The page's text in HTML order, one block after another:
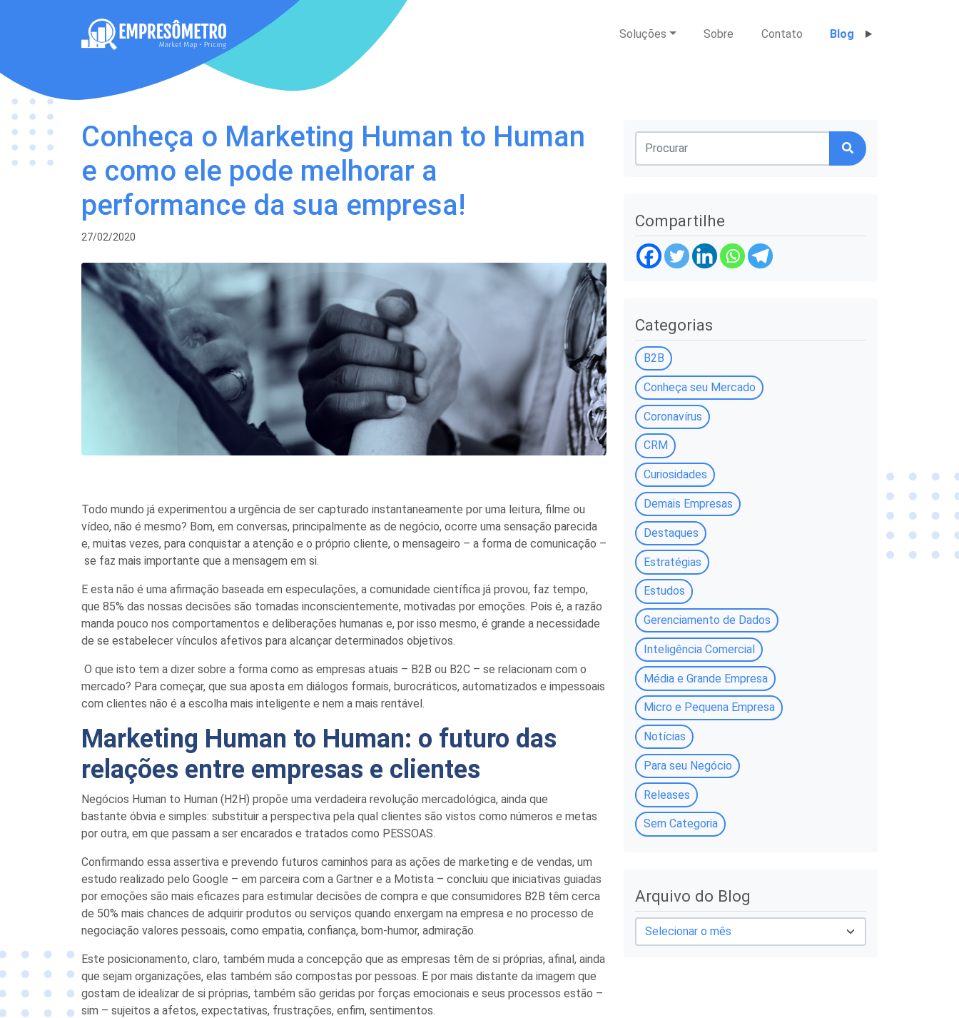
Soluções Sobre Contato Blog
Conheça o Marketing Human to Human
e como ele pode melhorar a
performance da sua empresa!
27/02/2020
Todo mundo já experimentou a urgência de ser capturado instantaneamente por uma leitura, filme ou
vídeo, não é mesmo? Bom, em conversas, principalmente as de negócio, ocorre uma sensação parecida
e, muitas vezes, para conquistar a atenção e o próprio cliente, o mensageiro – a forma de comunicação –
se faz mais importante que a mensagem em si.
E esta não é uma afirmação baseada em especulações, a comunidade científica já provou, faz tempo,
que 85% das nossas decisões são tomadas inconscientemente, motivadas por emoções. Pois é, a razão
manda pouco nos comportamentos e deliberações humanas e, por isso mesmo, é grande a necessidade
de se estabelecer vínculos afetivos para alcançar determinados objetivos.
O que isto tem a dizer sobre a forma como as empresas atuais – B2B ou B2C – se relacionam com o
mercado? Para começar, que sua aposta em diálogos formais, burocráticos, automatizados e impessoais
com clientes não é a escolha mais inteligente e nem a mais rentável.
Marketing Human to Human: o futuro das
relações entre empresas e clientes
Negócios Human to Human (H2H) propõe uma verdadeira revolução mercadológica, ainda que
bastante óbvia e simples: substituir a perspectiva pela qual clientes são vistos como números e metas
por outra, em que passam a ser encarados e tratados como PESSOAS.
Confirmando essa assertiva e prevendo futuros caminhos para as ações de marketing e de vendas, um
estudo realizado pelo Google – em parceira com a Gartner e a Motista – concluiu que iniciativas guiadas
por emoções são mais eficazes para estimular decisões de compra e que consumidores B2B têm cerca
de 50% mais chances de adquirir produtos ou serviços quando enxergam na empresa e no processo de
negociação valores pessoais, como empatia, confiança, bom-humor, admiração.
Este posicionamento, claro, também muda a concepção que as empresas têm de si próprias, afinal, ainda
que sejam organizações, elas também são compostas por pessoas. E por mais distante da imagem que
gostam de idealizar de si próprias, também são geridas por forças emocionais e seus processos estão –
sim – sujeitos a afetos, expectativas, frustrações, enfim, sentimentos.
Compartilhe
Categorias
B2B
Conheça seu Mercado
Coronavírus
CRM
Curiosidades
Demais Empresas
Destaques
Estratégias
Estudos
Gerenciamento de Dados
Inteligência Comercial
Média e Grande Empresa
Micro e Pequena Empresa
Notícias
Para seu Negócio
Releases
Sem Categoria
Arquivo do Blog
A
r
q